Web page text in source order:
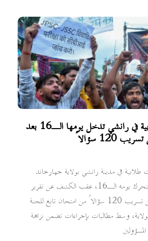
احتجاجات طلابية في رانشي تدخل يومها الـ16 بعد
سؤالاً
في مدينة رانشي بولاية جهارخاند
الهندية، مع دخول التحرك يومه الـ16، عقب الكشف عن تقرير
تحقيقات يتحدث عن تسريب 120 سؤالاً من امتحان تابع للجنة
وسط مطالبات بإجراءات تضمن نزاهة